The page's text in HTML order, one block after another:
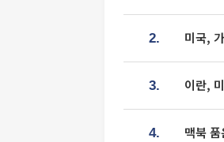
2. 미국,
3. 이란,
4. 맥북